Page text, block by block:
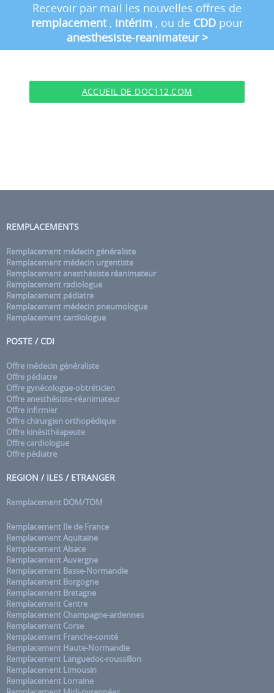
Recevoir par mail les nouvelles offres de
remplacement , intérim , ou de CDDpour
anesthesiste-reanimateur >
ACCUEIL DE DOC112.COM
REMPLACEMENTS
Remplacement médecin généraliste
Remplacement médecin urgentiste
Remplacement anesthésiste réanimateur
Remplacement radiologue
Remplacement pédiatre
Remplacement médecin pneumologue
Remplacement cardiologue
POSTE / CDI
Offre médecin généraliste
Offre pédiatre
Offre gynécologue-obtréticien
Offre anesthésiste-réanimateur
Offre infirmier
Offre chirurgien orthopédique
Offre kinésithéapeute
Offre cardiologue
Offre pédiatre
REGION / ILES / ETRANGER
Remplacement DOM/TOM
Remplacement Ile de France
Remplacement Aquitaine
Remplacement Alsace
Remplacement Auvergne
Remplacement Basse-Normandie
Remplacement Borgogne
Remplacement Bretagne
Remplacement Centre
Remplacement Champagne-ardennes
Remplacement Corse
Remplacement Franche-comté
Remplacement Haute-Normandie
Remplacement Languedoc-roussillon
Remplacement Limousin
Remplacement Lorraine